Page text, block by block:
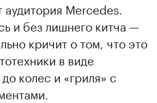
Mercedes.
и без лишнего китча —
кричит о том, что это
в виде
колес и «гриля» с